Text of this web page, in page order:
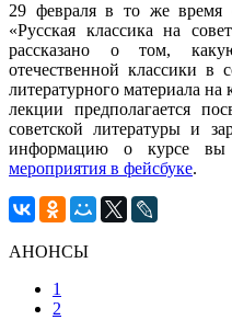
29 февраля в то же время
«Русская классика на
рассказано о том,
отечественной классики в
литературного материала на
лекции предполагается
советской литературы и
информацию о курсе
мероприятия в фейсбуке.
АНОНСЫ
1
2